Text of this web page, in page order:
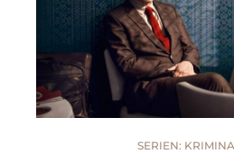
SERIEN: